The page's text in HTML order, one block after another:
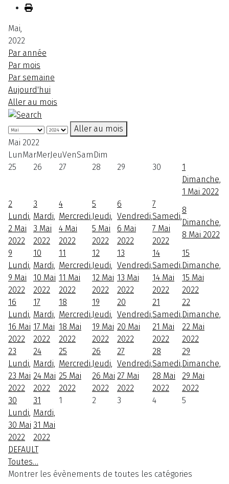
Mai,
2022
Par année
Par mois
Par semaine
Aujourd'hui
Aller au mois
Aller au mois
Mai 2022
LunMarMerJeuVenSam Dim
25
26 27 28 29 30
1
Dimanche,
1 Mai 2022
2
Lundi,
2 Mai
2022
3
Mardi,
3 Mai
2022
4
Mercredi,
4 Mai
2022
5
Jeudi,
5 Mai
2022
6
Vendredi,
6 Mai
2022
7
Samedi,
7 Mai
2022
8
Dimanche,
8 Mai 2022
9
Lundi,
9 Mai
2022
10
Mardi,
10 Mai
2022
11
Mercredi,
11 Mai
2022
12
Jeudi,
12 Mai
2022
13
Vendredi,
13 Mai
2022
14
Samedi,
14 Mai
2022
15
Dimanche,
15 Mai
2022
16
Lundi,
16 Mai
2022
17
Mardi,
17 Mai
2022
18
Mercredi,
18 Mai
2022
19
Jeudi,
19 Mai
2022
20
Vendredi,
20 Mai
2022
21
Samedi,
21 Mai
2022
22
Dimanche,
22 Mai
2022
23
Lundi,
23 Mai
2022
24
Mardi,
24 Mai
2022
25
Mercredi,
25 Mai
2022
26
Jeudi,
26 Mai
2022
27
Vendredi,
27 Mai
2022
28
Samedi,
28 Mai
2022
29
Dimanche,
29 Mai
2022
30
Lundi,
30 Mai
2022
31
Mardi,
31 Mai
2022
1 2 3 4 5
DEFAULT
Toutes…
Montrer les évènements de toutes les catégories